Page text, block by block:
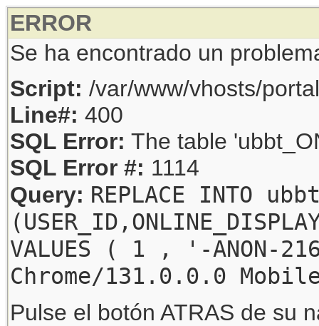
ERROR
Se ha encontrado un
Script: /var/www/vhosts/
Line#: 400
SQL Error: The table
SQL Error #: 1114
Query: REPLACE INTO
VALUES ( 1 , '-
Chrome/131.0.0.0
Pulse el botón ATRAS de su